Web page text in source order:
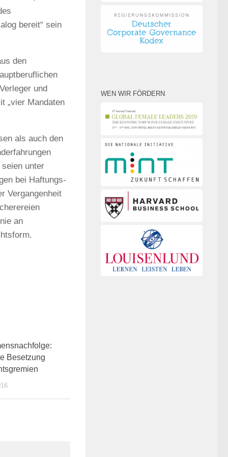
bereit“ sein
den
und
„vier Mandaten
als auch den
unter
bei Haftungs-
Vergangenheit
an
Besetzung
WEN WIR FÖRDERN